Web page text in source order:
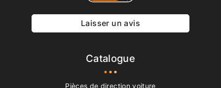
Laisser un avis
Catalogue
Pièces de direction voiture